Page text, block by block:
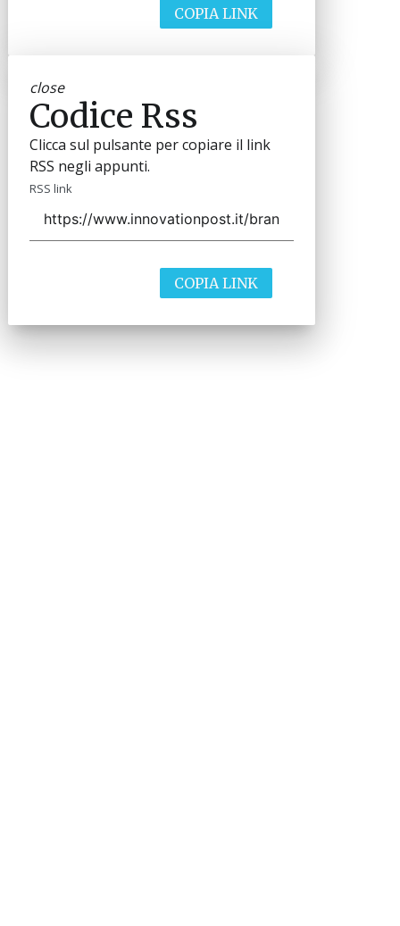
COPIA LINK
close
Codice Rss
Clicca sul pulsante per copiare il link
RSS negli appunti.
RSS link
COPIA LINK